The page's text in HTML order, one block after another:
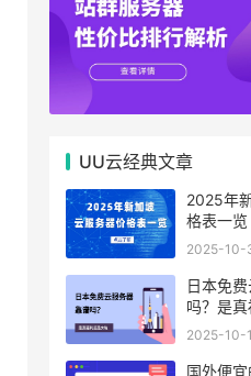
UU云经典文章
2025年
格表一览
2025-10-
日本免
吗？是
2025-10-
国外便